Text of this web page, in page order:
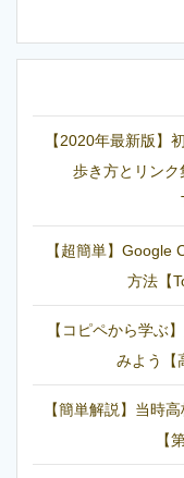
【2020年最新版】
歩き方とリンク
【超簡単】Google
方法【
【コピペから学ぶ
みよう【
【簡単解説】当時
【